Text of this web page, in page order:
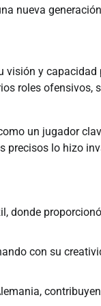
nueva
y
roles ofensivos,
un jugador
precisos lo hizo
donde
con su